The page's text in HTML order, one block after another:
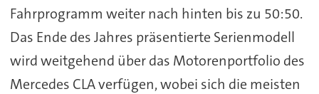
Fahrprogramm weiter nach hinten bis zu 50:50.
Das Ende des Jahres präsentierte Serienmodell
wird weitgehend über das Motorenportfolio des
Mercedes CLA verfügen, wobei sich die meisten